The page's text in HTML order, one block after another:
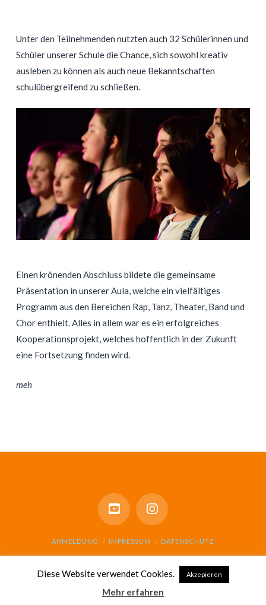
Unter den Teilnehmenden nutzten auch 32 Schülerinnen und
Schüler unserer Schule die Chance, sich sowohl kreativ
ausleben zu können als auch neue Bekanntschaften
schulübergreifend zu schließen.
Einen krönenden Abschluss bildete die gemeinsame
Präsentation in unserer Aula, welche ein vielfältiges
Programm aus den Bereichen Rap, Tanz, Theater, Band und
Chor enthielt. Alles in allem war es ein erfolgreiches
Kooperationsprojekt, welches hoffentlich in der Zukunft
eine Fortsetzung finden wird.
meh
ANMELDUNG IMPRESSUM DATENSCHUTZ
Diese Website verwendet Cookies. Akzepieren
Mehr erfahren